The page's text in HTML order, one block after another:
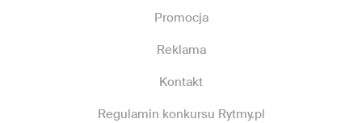
Promocja
Reklama
Kontakt
Regulamin konkursu Rytmy.pl